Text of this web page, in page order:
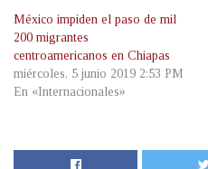
México impiden el paso de mil
200 migrantes
centroamericanos en Chiapas
miércoles, 5 junio 2019 2:53 PM
En «Internacionales»